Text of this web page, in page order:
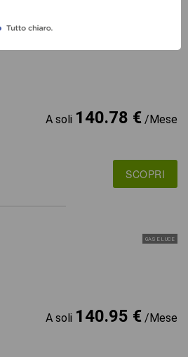
A soli 140.78 €/Mese
SCOPRI
GAS E LUCE
A soli 140.95 € /Mese